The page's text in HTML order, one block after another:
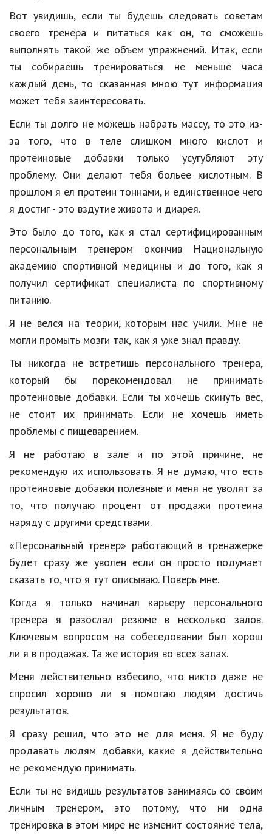
Творчество и рукоделие
Разное
Работа и бизнес
Животные
Еда и напитки
Праздники и подарки
Кинематограф
Домашние животные
Семья и дети
Путешествия
Строительство
Культура и общество
Мода и стиль
Бизнес
Хобби и развлечения
Финансы
Юриспруденция
Природа
Образование
Наука и технологии
Вот увидишь, если ты будешь следовать советам
своего
тренера и питаться как он, то
сможешь
выполнять такой же объем упражнений. Итак, если
ты
собираешь тренироваться не меньше
часа
каждый день, то сказанная мною тут информация
может тебя заинтересовать.
Если ты долго не можешь набрать массу, то это из-
за
того, что в теле слишком много кислот
и
протеиновые
добавки только усугубляют
эту
проблему. Они делают тебя больее кислотным. В
прошлом я ел протеин тоннами, и единственное чего
я достиг- это вздутие живота и диарея.
Это было до того, как я стал сертифицированным
персональным
тренером окончив
Национальную
академию спортивной медицины и до того, как я
получил
сертификат специалиста по
спортивному
питанию.
Я не велся на теории, которым нас учили. Мне не
могли промыть мозги так, как я уже знал правду.
Ты никогда не встретишь персонального тренера,
который
бы порекомендовал не
принимать
протеиновые добавки. Если ты хочешь скинуть вес,
не
стоит их принимать. Если не хочешь
иметь
проблемы с пищеварением.
Я
не работаю в зале и по этой причине,
не
рекомендую их использовать. Я не думаю, что есть
протеиновые добавки полезные и меня не уволят за
то, что получаю процент от продажи
протеина
наряду с другими средствами.
«Персональный тренер» работающий в тренажерке
будет сразу же уволен если он просто подумает
сказать то, что я тут описываю. Поверь мне.
Когда
я только начинал карьеру
персонального
тренера
я разослал резюме в несколько залов.
Ключевым вопросом на собеседовании был хорош
ли я в продажах. Та же история во всех залах.
Меня действительно взбесило, что никто даже не
спросил
хорошо ли я помогаю людям
достичь
результатов.
Я сразу решил, что это не для меня. Я не буду
продавать людям добавки, какие я действительно
не рекомендую принимать.
Если ты не видишь результатов занимаясь со своим
личным
тренером, это потому, что ни
одна
тренировка в этом мире не изменит состояние тела,